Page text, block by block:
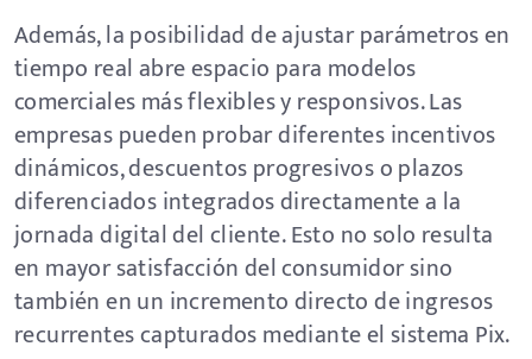
Además, la posibilidad de ajustar parámetros en
tiempo real abre espacio para modelos
comerciales más flexibles y responsivos. Las
empresas pueden probar diferentes incentivos
dinámicos, descuentos progresivos o plazos
diferenciados integrados directamente a la
jornada digital del cliente. Esto no solo resulta
en mayor satisfacción del consumidor sino
también en un incremento directo de ingresos
recurrentes capturados mediante el sistema Pix.